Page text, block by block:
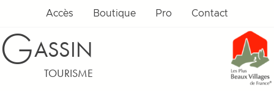
Accès Boutique Pro Contact
GASSIN
TOURISME